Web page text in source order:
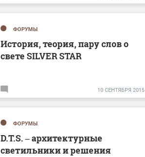
ФОРУМЫ
История, теория, пару слов о
свете SILVER STAR
10СЕНТЯБРЯ2015
ФОРУМЫ
D.T.S. – архитектурные
светильники и решения